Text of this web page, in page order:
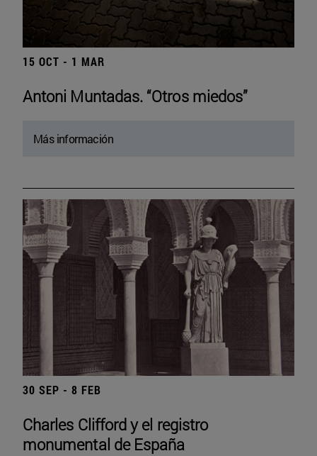
15 OCT - 1 MAR
Antoni Muntadas. “Otros miedos”
Más información
30 SEP - 8 FEB
Charles Clifford y el registro
monumental de España